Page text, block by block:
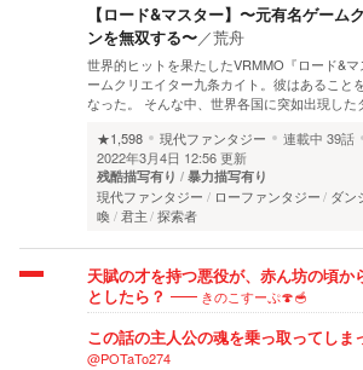
【ロード&マスター】〜元有名ゲーム
ンを無双する〜／荒舟
世界的ヒットを果たしたVRMMO『ロード&
ームクリエイター九条カイト。彼はあること
なった。 そんな中、世界各国に突如出現し
★1,598
現代ファンタジー 連載中 39話
2022年3月4日 12:56 更新
残酷描写有り 暴力描写有り
現代ファンタジー ローファンタジー ダン
喚
君主 探索者
天賦の才を持つ悪役が、赤ん坊の頃か
としたら？
きのこすーぷ🍄🥣
この話の主人公の魂を乗っ取ってしま
@POTaTo274